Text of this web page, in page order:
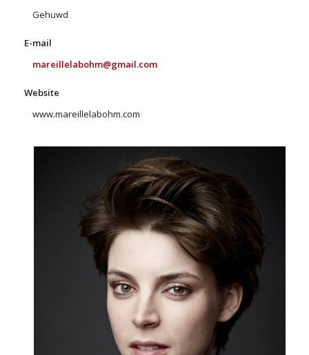
Gehuwd
E-mail
mareillelabohm@gmail.com
Website
www.mareillelabohm.com